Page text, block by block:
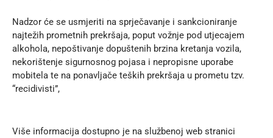
Nadzor će se usmjeriti na sprječavanje i sankcioniranje
najtežih prometnih prekršaja, poput vožnje pod utjecajem
alkohola, nepoštivanje dopuštenih brzina kretanja vozila,
nekorištenje sigurnosnog pojasa i nepropisne uporabe
mobitela te na ponavljače teških prekršaja u prometu tzv.
“recidivisti”,
Više informacija dostupno je na službenoj web stranici